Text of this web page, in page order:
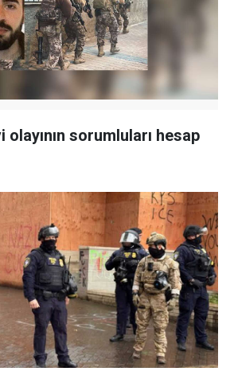
olayının sorumluları hesap